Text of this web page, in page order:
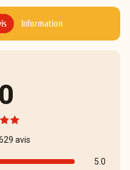
Information
avis
5.0